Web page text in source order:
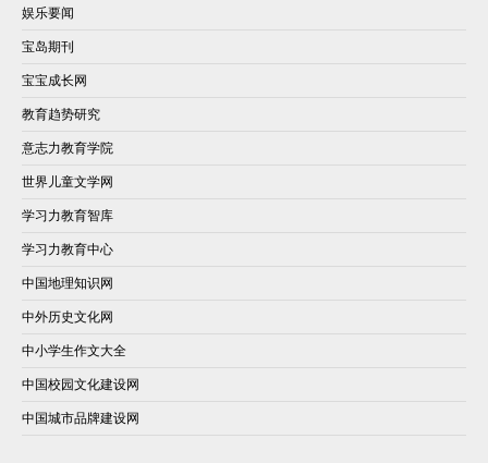
娱乐要闻
宝岛期刊
宝宝成长网
教育趋势研究
意志力教育学院
世界儿童文学网
学习力教育智库
学习力教育中心
中国地理知识网
中外历史文化网
中小学生作文大全
中国校园文化建设网
中国城市品牌建设网